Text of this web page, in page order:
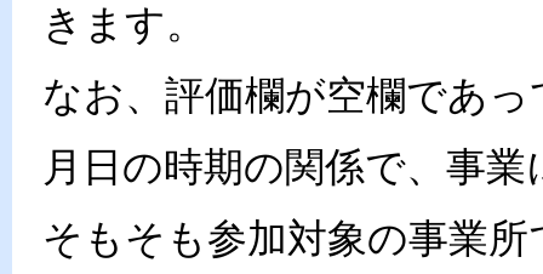
きます。
なお、評価欄が空欄であ
月日の時期の関係で、事
そもそも参加対象の事業